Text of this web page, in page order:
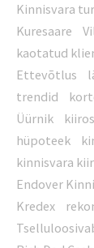
Kinnisvara
Kuresaare
kaotatud
Ettevõtlus
trendid
Üürnik
hüpoteek
kinnisvara
Endover
Kredex